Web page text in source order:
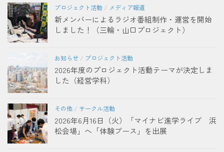
プロジェクト活動 / メディア報道
新メンバーによるラジオ番組制作・運営を開始
しました！（三輪・山口プロジェクト）
お知らせ / プロジェクト活動
2026年度のプロジェクト活動テーマが決定しま
した（経営学科）
その他 / サークル活動
2026年6月16日（火）「マイナビ進学ライブ 浜
松会場」へ「体験ブース」を出展